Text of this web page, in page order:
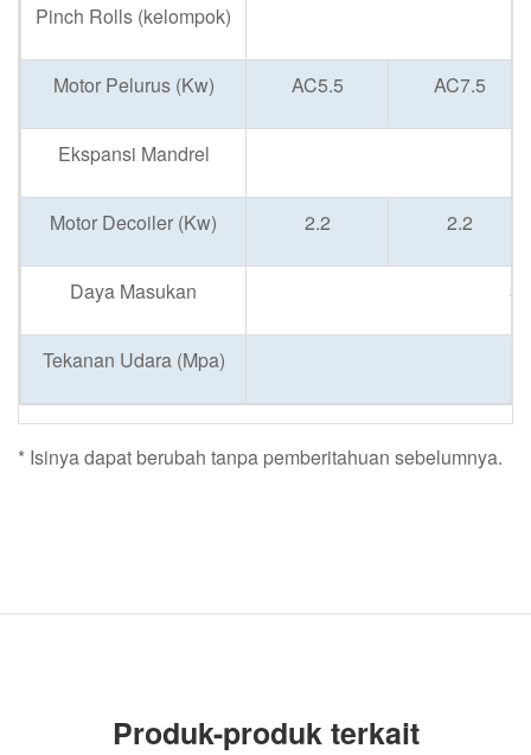
Pinch Rolls (kelompok)
Motor Pelurus (Kw) AC5.5 AC7.5
Ekspansi Mandrel
Motor Decoiler (Kw) 2.2 2.2
Daya Masukan
Tekanan Udara (Mpa)
* Isinya dapat berubah tanpa pemberitahuan sebelumnya.
Produk-produk terkait